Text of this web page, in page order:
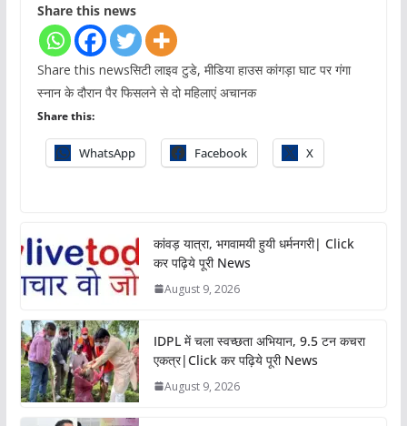
Share this news
Share this newsसिटी लाइव टुडे, मीडिया हाउस कांगड़ा घाट पर गंगा
स्नान के दौरान पैर फिसलने से दो महिलाएं अचानक
Share this:
WhatsApp Facebook X
कांवड़ यात्रा, भगवामयी हुयी धर्मनगरी| Click
कर पढ़िये पूरी News
August 9, 2026
IDPL में चला स्वच्छता अभियान, 9.5 टन कचरा
एकत्र|Click कर पढ़िये पूरी News
August 9, 2026